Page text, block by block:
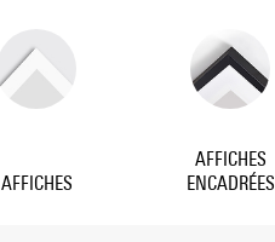
AFFICHES
AFFICHES
ENCADRÉES